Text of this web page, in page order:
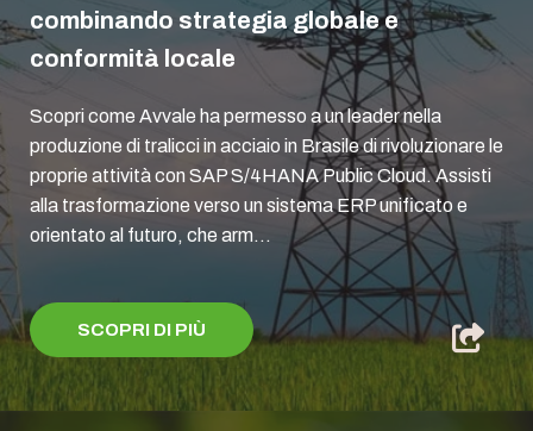
combinando strategia globale e
conformità locale
Scopri come Avvale ha permesso a un leader nella
produzione di tralicci in acciaio in Brasile di rivoluzionare le
proprie attività con SAP S/4HANA Public Cloud. Assisti
alla trasformazione verso un sistema ERP unificato e
orientato al futuro, che arm...
SCOPRI DI PIÙ